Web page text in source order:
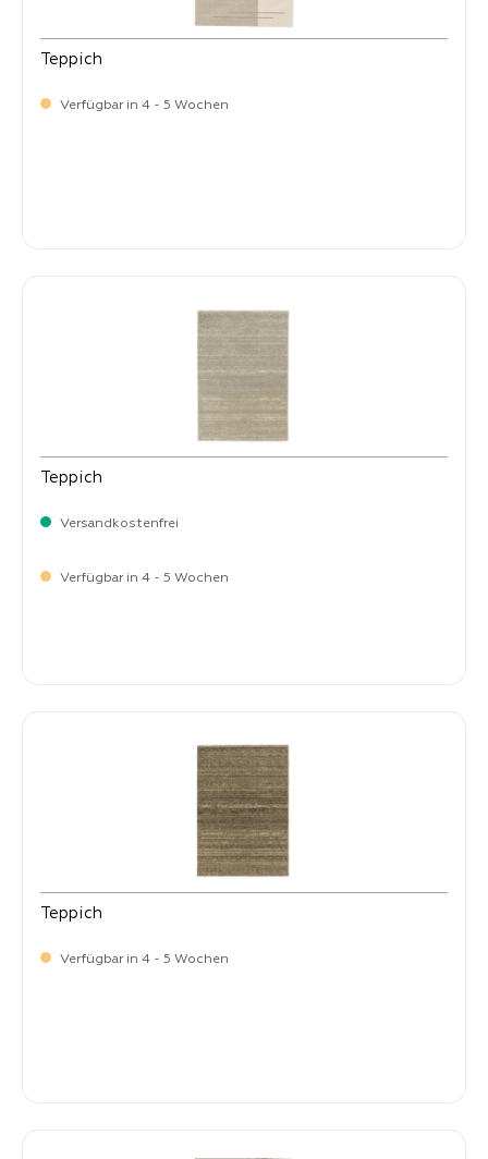
Teppich
Verfügbar in 4 - 5 Wochen
Teppich
Versandkostenfrei
Verfügbar in 4 - 5 Wochen
Teppich
Verfügbar in 4 - 5 Wochen